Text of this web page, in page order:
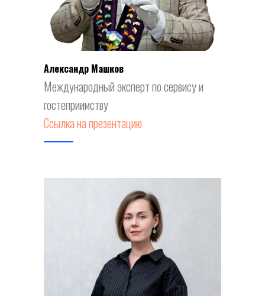
Александр Машков
Международный эксперт по сервису и
гостеприимству
Ссылка на презентацию